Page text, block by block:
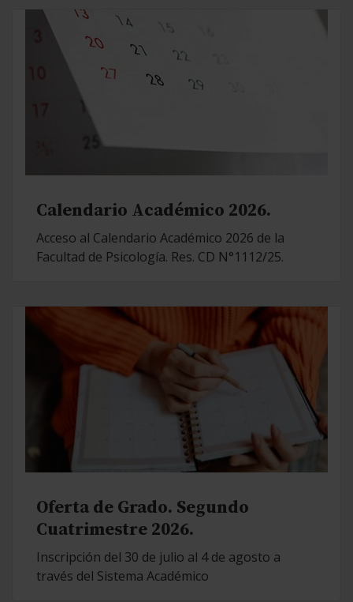
Calendario Académico 2026.
Acceso al Calendario Académico 2026 de la
Facultad de Psicología. Res. CD N°1112/25.
Oferta de Grado. Segundo
Cuatrimestre 2026.
Inscripción del 30 de julio al 4 de agosto a
través del Sistema Académico